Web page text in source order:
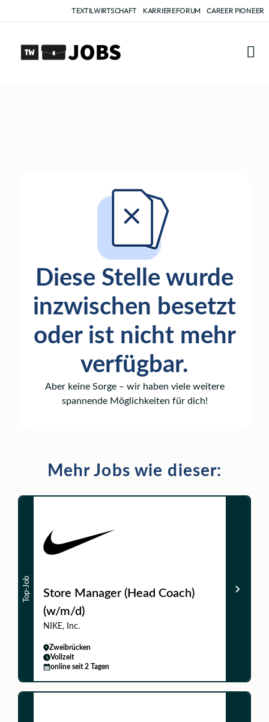
TEXTILWIRTSCHAFT KARRIEREFORUM CAREER PIONEER
Diese Stelle wurde
inzwischen besetzt
oder ist nicht mehr
verfügbar.
Aber keine Sorge – wir haben viele weitere
spannende Möglichkeiten für dich!
Mehr Jobs wie dieser:
Top-Job
Store Manager (Head Coach)
(w/m/d)
NIKE, Inc.
Zweibrücken
Vollzeit
online seit 2 Tagen